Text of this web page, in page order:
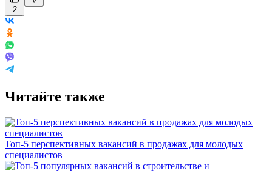
2
Читайте также
Топ-5 перспективных вакансий в продажах для молодых
специалистов